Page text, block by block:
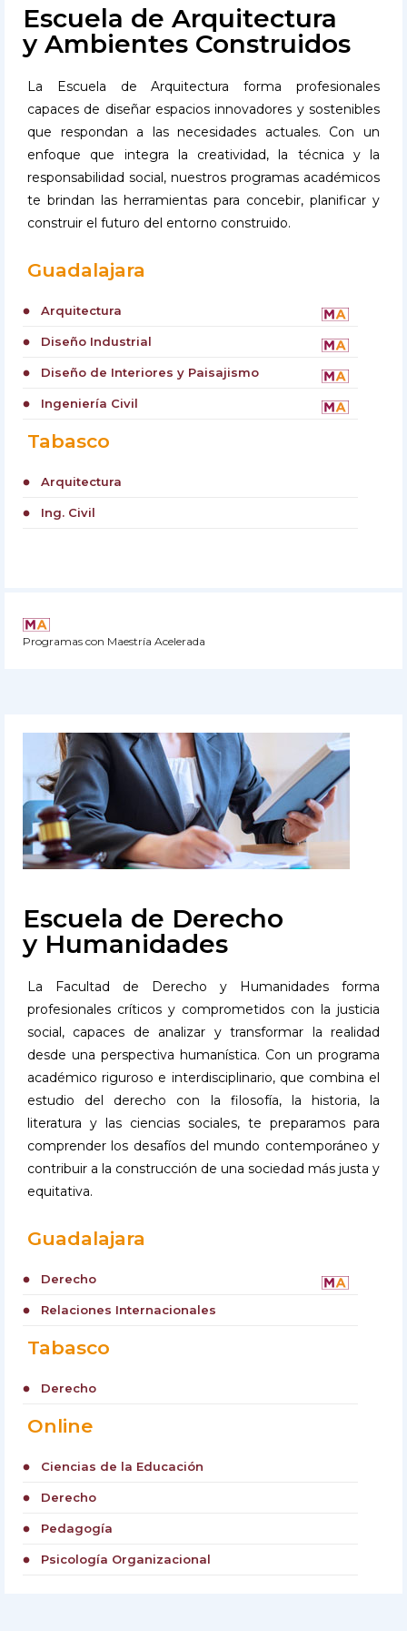
Escuela de Arquitectura
y Ambientes Construidos
La Escuela de Arquitectura forma profesionales
capaces de diseñar espacios innovadores y sostenibles
que respondan a las necesidades actuales. Con un
enfoque que integra la creatividad, la técnica y la
responsabilidad social, nuestros programas académicos
te brindan las herramientas para concebir, planificar y
construir el futuro del entorno construido.
Guadalajara
circle Arquitectura
circle Diseño Industrial
circle Diseño de Interiores y Paisajismo
circle Ingeniería Civil
Tabasco
circle Arquitectura
circle Ing. Civil
Programas con Maestría Acelerada
Escuela de Derecho
y Humanidades
La Facultad de Derecho y Humanidades forma
profesionales críticos y comprometidos con la justicia
social, capaces de analizar y transformar la realidad
desde una perspectiva humanística. Con un programa
académico riguroso e interdisciplinario, que combina el
estudio del derecho con la filosofía, la historia, la
literatura y las ciencias sociales, te preparamos para
comprender los desafíos del mundo contemporáneo y
contribuir a la construcción de una sociedad más justa y
equitativa.
Guadalajara
circle Derecho
circle Relaciones Internacionales
Tabasco
circle Derecho
Online
circle Ciencias de la Educación
circle Derecho
circle Pedagogía
circle Psicología Organizacional